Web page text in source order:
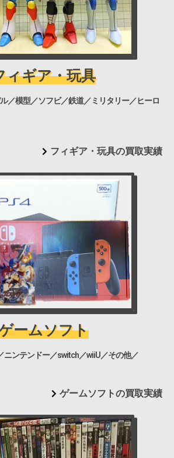
ィギア・玩具
／模型／ソフビ／鉄道／ミリタリー／ヒーロ
フィギア・玩具の買取実績
ームソフト
ニンテンドー／switch／wiiU／その他／
ゲームソフトの買取実績